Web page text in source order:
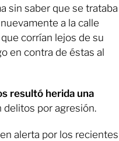
sin saber que se trataba
a la calle
corrían lejos de su
en contra de éstas al
resultó herida una
delitos por agresión.
alerta por los recientes